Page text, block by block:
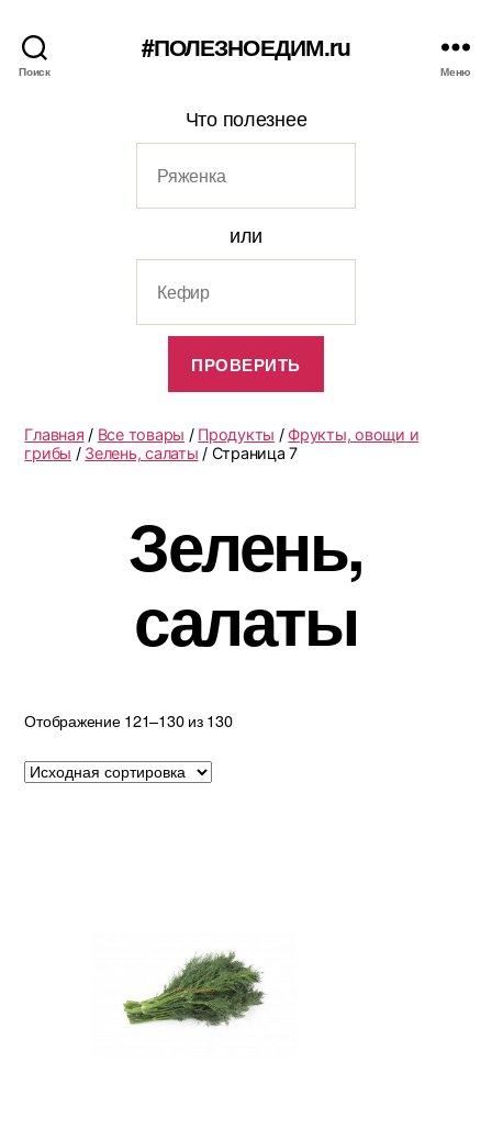
Поиск
#ПОЛЕЗНОЕДИМ.ru
Меню
Что полезнее
или
Главная / Все товары / Продукты / Фрукты, овощи и
грибы / Зелень, салаты / Страница 7
Зелень,
салаты
Отображение 121–130 из 130